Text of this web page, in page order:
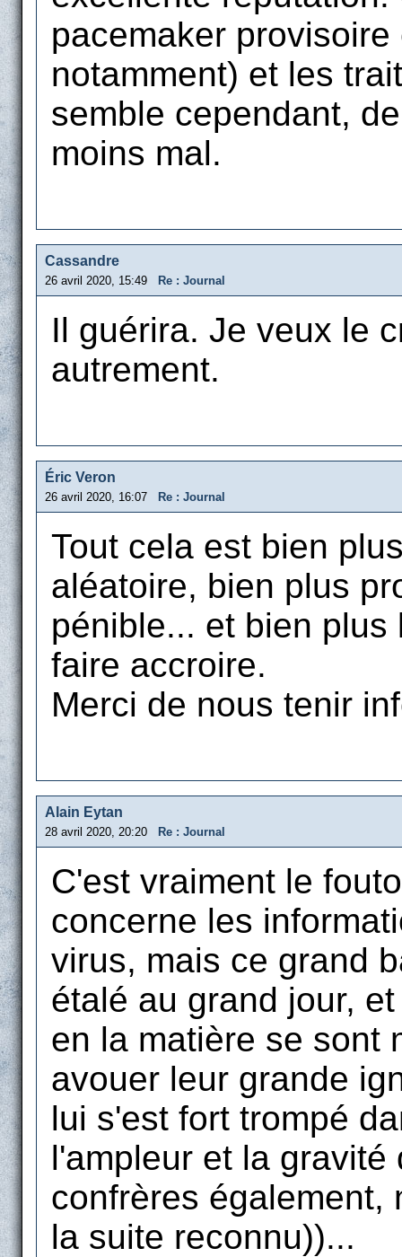
pacemaker
notamment) et les
semble cependant,
moins mal.
Cassandre
26 avril 2020, 15:49 Re : Journal
Il guérira. Je veux le
autrement.
Éric Veron
26 avril 2020, 16:07 Re : Journal
Tout cela est bien
aléatoire, bien plus
pénible... et bien
faire accroire.
Merci de nous tenir
Alain Eytan
28 avril 2020, 20:20 Re : Journal
C'est vraiment le
concerne les
virus, mais ce grand
étalé au grand jour,
en la matière se sont
avouer leur grande
lui s'est fort trompé
l'ampleur et la
confrères également,
la suite reconnu))...